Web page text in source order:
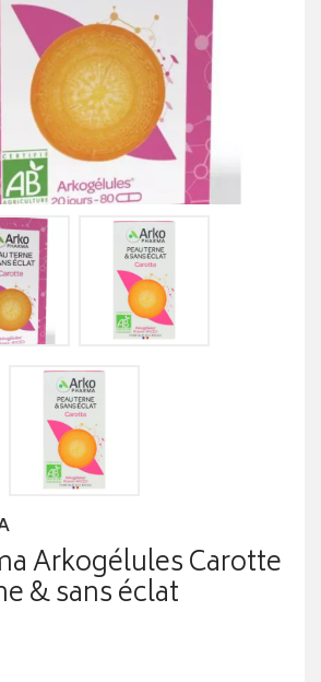
Arkogélules Carotte
& sans éclat